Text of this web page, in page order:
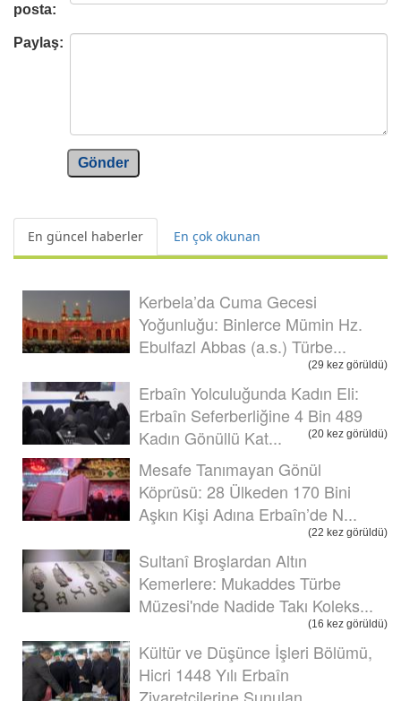
posta:
Paylaş:
Gönder
En güncel haberler En çok okunan
Kerbela’da Cuma Gecesi
Yoğunluğu: Binlerce Mümin Hz.
Ebulfazl Abbas (a.s.) Türbe...
(29 kez görüldü)
Erbaîn Yolculuğunda Kadın Eli:
Erbaîn Seferberliğine 4 Bin 489
Kadın Gönüllü Kat...
(20 kez görüldü)
Mesafe Tanımayan Gönül
Köprüsü: 28 Ülkeden 170 Bini
Aşkın Kişi Adına Erbaîn’de N...
(22 kez görüldü)
Sultanî Broşlardan Altın
Kemerlere: Mukaddes Türbe
Müzesi'nde Nadide Takı Koleks...
(16 kez görüldü)
Kültür ve Düşünce İşleri Bölümü,
Hicri 1448 Yılı Erbaîn
Ziyaretçilerine Sunulan ...